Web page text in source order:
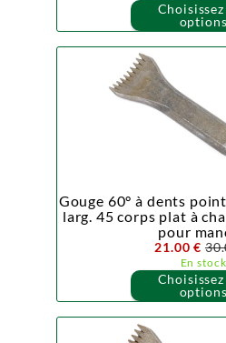
Choisissez
options
Gouge 60° à dents
larg. 45 corps plat à
pour
21.00 €
En stock
Choisissez
options